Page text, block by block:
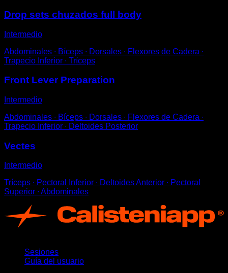
Drop sets chuzados full body
Intermedio
Abdominales ∙ Bíceps ∙ Dorsales ∙ Flexores de Cadera ∙
Trapecio Inferior ∙ Tríceps
Front Lever Preparation
Intermedio
Abdominales ∙ Bíceps ∙ Dorsales ∙ Flexores de Cadera ∙
Trapecio Inferior ∙ Deltoides Posterior
Vectes
Intermedio
Tríceps ∙ Pectoral Inferior ∙ Deltoides Anterior ∙ Pectoral
Superior ∙ Abdominales
Sesiones
Guía del usuario